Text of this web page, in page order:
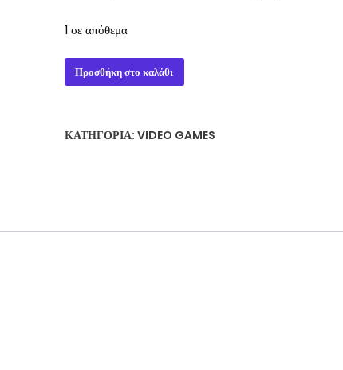
1 σε απόθεμα
TITAN
QUEST
(PC)
Προσθήκη στο καλάθι
ΚΑΤΗΓΟΡΊΑ: VIDEO GAMES